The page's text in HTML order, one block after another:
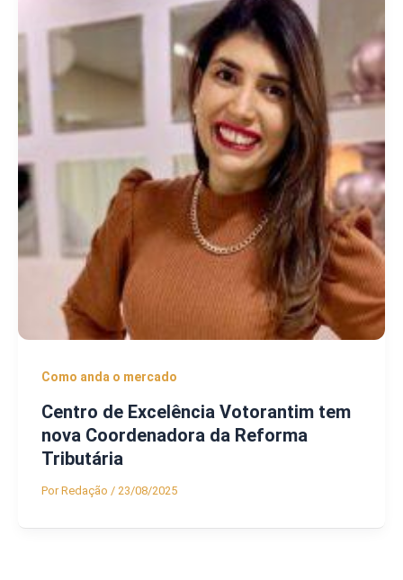
Como anda o mercado
Centro de Excelência Votorantim tem
nova Coordenadora da Reforma
Tributária
PorRedação / 23/08/2025